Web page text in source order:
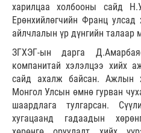
харилцаа холбооны сайд
Ерөнхийлөгчийн Франц
айлчлалын үр дүнгийн талаар
ЗГХЭГ-ын дарга
компанитай хэлэлцээ хийх
сайд ахалж байсан. Ажлын
Монгол Улсын өмнө гурван
шаардлага тулгарсан.
хугацаанд гадаадын